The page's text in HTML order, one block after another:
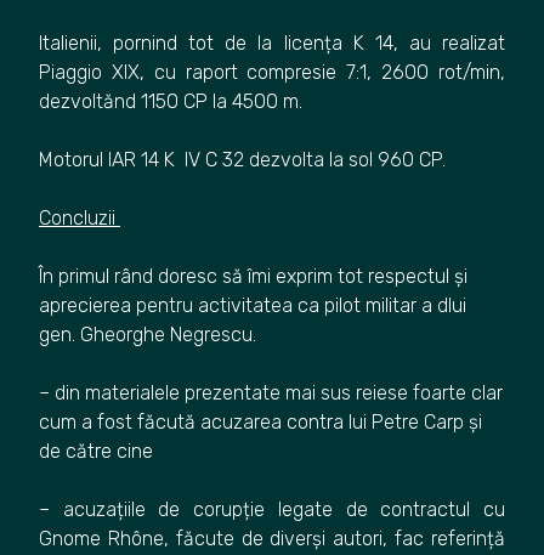
Italienii, pornind tot de la licența K 14, au realizat
Piaggio XIX, cu raport compresie 7:1, 2600 rot/min,
dezvoltănd 1150 CP la 4500 m.
Motorul IAR 14 K IV C 32 dezvolta la sol 960 CP.
Concluzii
În primul rând doresc să îmi exprim tot respectul și
aprecierea pentru activitatea ca pilot militar a dlui
gen. Gheorghe Negrescu.
– din materialele prezentate mai sus reiese foarte clar
cum a fost făcută acuzarea contra lui Petre Carp și
de către cine
– acuzațiile de corupție legate de contractul cu
Gnome Rhône, făcute de diverși autori, fac referință